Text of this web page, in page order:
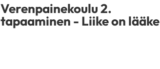
Verenpainekoulu 2.
tapaaminen - Liike on lääke